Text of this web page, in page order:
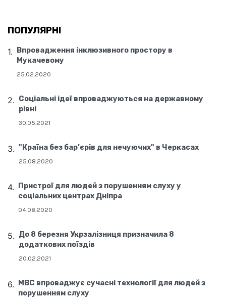
ПОПУЛЯРНІ
Впровадження інклюзивного простору в
Мукачевому
25.02.2020
Соціальні ідеї впроваджуються на державному
рівні
30.05.2021
"Країна без бар’єрів для нечуючих" в Черкасах
25.08.2020
Пристрої для людей з порушенням слуху у
соціальних центрах Дніпра
04.08.2020
До 8 березня Укрзалізниця призначила 8
додаткових поїздів
20.02.2021
МВС впроваджує сучасні технології для людей з
порушенням слуху